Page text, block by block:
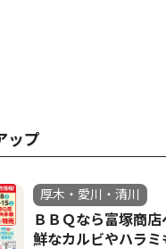
ップ
厚木・愛川・清川
ＢＢＱなら富塚商
鮮なカルビやハラミ